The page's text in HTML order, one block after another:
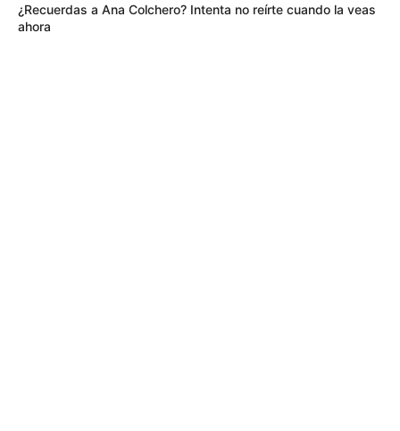
¿Recuerdas a Ana Colchero? Intenta no reírte cuando la veas
ahora